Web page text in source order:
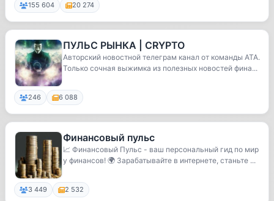
155 604 20 274
ПУЛЬС РЫНКА | CRYPTO
Авторский новостной телеграм канал от команды ATA.
Только сочная выжимка из полезных новостей фина...
246 6 088
Финансовый пульс
📈 Финансовый Пульс - ваш персональный гид по мир
у финансов! 🌍 Зарабатывайте в интернете, станьте ...
3 449 2 532